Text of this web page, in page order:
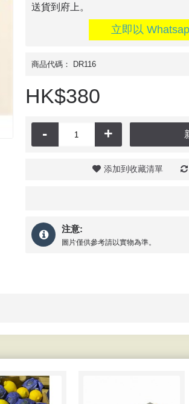
送貨到府上。
立即以
商品代碼： DR116
HK$380
- +
添加到收藏清單
注意:
圖片僅供參考請以實物為準。